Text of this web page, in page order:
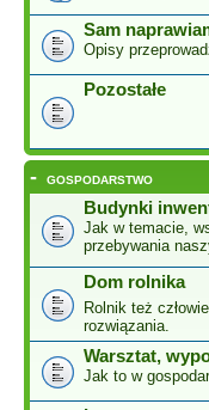
Sam
Opisy
Pozostałe
- GOSPODARSTWO
Budynki
Jak w temacie,
przebywania
Dom rolnika
Rolnik też
rozwiązania.
Warsztat,
Jak to w